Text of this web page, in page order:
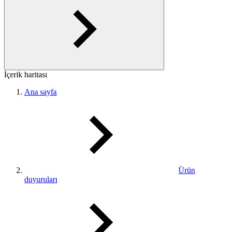
İçerik haritası
Ana sayfa
Ürün
duyuruları